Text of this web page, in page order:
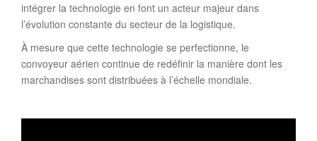
intégrer la technologie en font un acteur majeur dans
l’évolution constante du secteur de la logistique.
À mesure que cette technologie se perfectionne, le
convoyeur aérien continue de redéfinir la manière dont les
marchandises sont distribuées à l’échelle mondiale.